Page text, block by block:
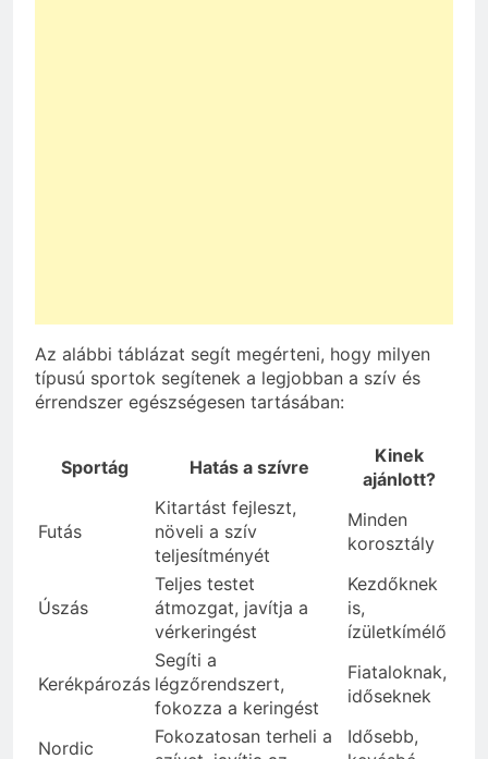
Az alábbi táblázat segít megérteni, hogy milyen
típusú sportok segítenek a legjobban a szív és
érrendszer egészségesen tartásában:
Sportág Hatás a szívre
Kinek
ajánlott?
Futás
Kitartást fejleszt,
növeli a szív
teljesítményét
Minden
korosztály
Úszás
Teljes testet
átmozgat, javítja a
vérkeringést
Kezdőknek
is,
ízületkímélő
Kerékpározás
Segíti a
légzőrendszert,
fokozza a keringést
Fiataloknak,
időseknek
Nordic
Fokozatosan terheli a
Idősebb,